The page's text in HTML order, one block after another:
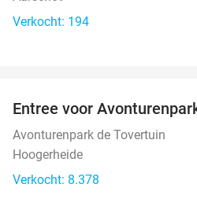
Verkocht: 194
Entree voor
Avonturenpark de Tovertuin
Hoogerheide
Verkocht: 8.378